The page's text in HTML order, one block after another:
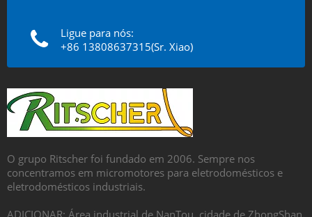
Ligue para nós:
+86 13808637315(Sr. Xiao)
O grupo Ritscher foi fundado em 2006. Sempre nos
concentramos em micromotores para eletrodomésticos e
eletrodomésticos industriais.
ADICIONAR: Área industrial de NanTou, cidade de ZhongShan,